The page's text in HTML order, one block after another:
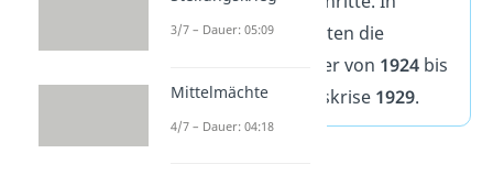
Deutschland dauerten die
Goldenen Zwanziger von 1924bis
zur Weltwirtschaftskrise1929.
3/7 – Dauer: 05:09
Mittelmächte
4/7 – Dauer: 04:18